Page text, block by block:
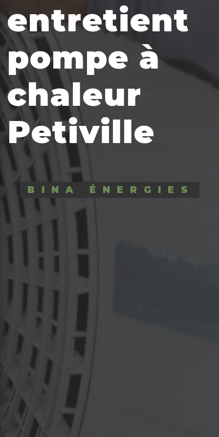
entretient
pompe à
chaleur
Petiville
BINA ÉNERGIES